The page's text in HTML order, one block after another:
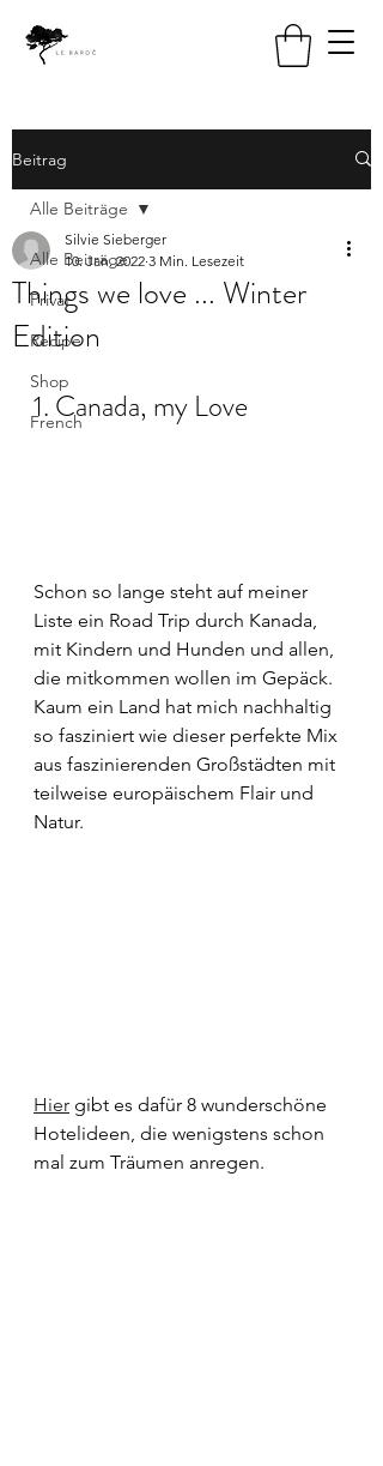
Beitrag
Alle Beiträge
Privat
Recipe
Shop
French
Alle Beiträge
Things we love ... Winter
Edition
Silvie Sieberger
10. Jan. 2022 3 Min. Lesezeit
1. Canada, my Love
Schon so lange steht auf meiner
Liste ein Road Trip durch Kanada,
mit Kindern und Hunden und allen,
die mitkommen wollen im Gepäck.
Kaum ein Land hat mich nachhaltig
so fasziniert wie dieser perfekte Mix
aus faszinierenden Großstädten mit
teilweise europäischem Flair und
Natur.
Hier gibt es dafür 8 wunderschöne
Hotelideen, die wenigstens schon
mal zum Träumen anregen.